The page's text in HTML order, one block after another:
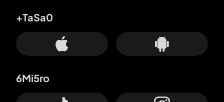
+TaSa0
6Mi5ro